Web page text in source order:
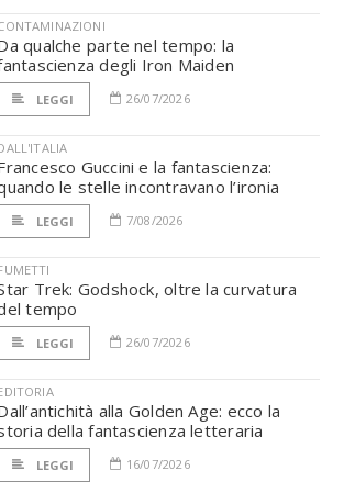
qualche parte nel tempo: la
degli Iron Maiden
LEGGI 26/07/2026
Guccini e la fantascienza:
le stelle incontravano l’ironia
LEGGI 7/08/2026
Trek: Godshock, oltre la curvatura
tempo
LEGGI 26/07/2026
alla Golden Age: ecco la
della fantascienza letteraria
LEGGI 16/07/2026